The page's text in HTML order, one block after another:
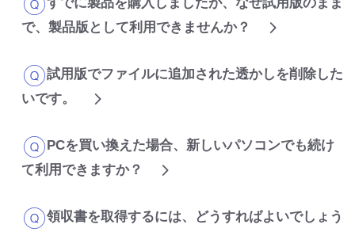
で、製品版として利用できませんか？
試用版でファイルに追加された透かしを削除した
いです。
PCを買い換えた場合、新しいパソコンでも続け
て利用できますか？
領収書を取得するには、どうすればよいでしょう